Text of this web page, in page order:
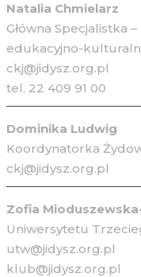
Natalia Chmielarz
Główna Specjalistka
edukacyjno-
ckj@jidysz.org.pl
tel. 22 409 91 00
Dominika Ludwig
Koordynatorka
ckj@jidysz.org.pl
Zofia
Uniwersytetu
utw@jidysz.org.pl
klub@jidysz.org.pl